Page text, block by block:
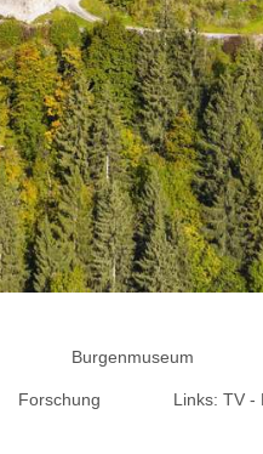
Burgenmuseum
Forschung Links: TV -